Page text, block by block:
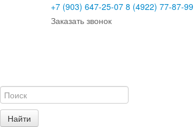
+7 (903) 647-25-07 8 (4922) 77-87-99
Заказать звонок